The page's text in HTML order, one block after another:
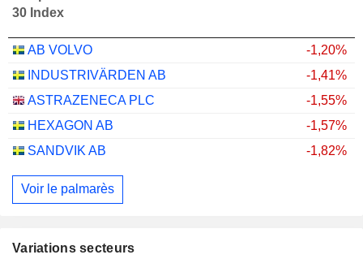
30 Index
AB VOLVO
-1,20%
INDUSTRIVÄRDEN AB
-1,41%
ASTRAZENECA PLC
-1,55%
HEXAGON AB
-1,57%
SANDVIK AB
-1,82%
Voir le palmarès
Variations secteurs